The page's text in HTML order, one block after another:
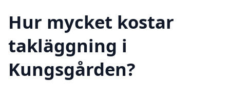
Hur mycket kostar
takläggning i
Kungsgården?